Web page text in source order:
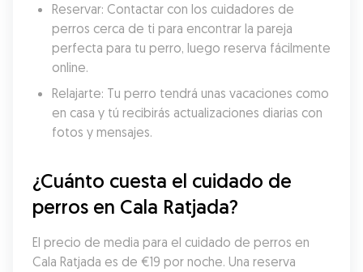
Reservar: Contactar con los cuidadores de
perros cerca de ti para encontrar la pareja
perfecta para tu perro, luego reserva fácilmente
online.
Relajarte: Tu perro tendrá unas vacaciones como
en casa y tú recibirás actualizaciones diarias con
fotos y mensajes.
¿Cuánto cuesta el cuidado de
perros en Cala Ratjada?
El precio de media para el cuidado de perros en
Cala Ratjada es de €19 por noche. Una reserva